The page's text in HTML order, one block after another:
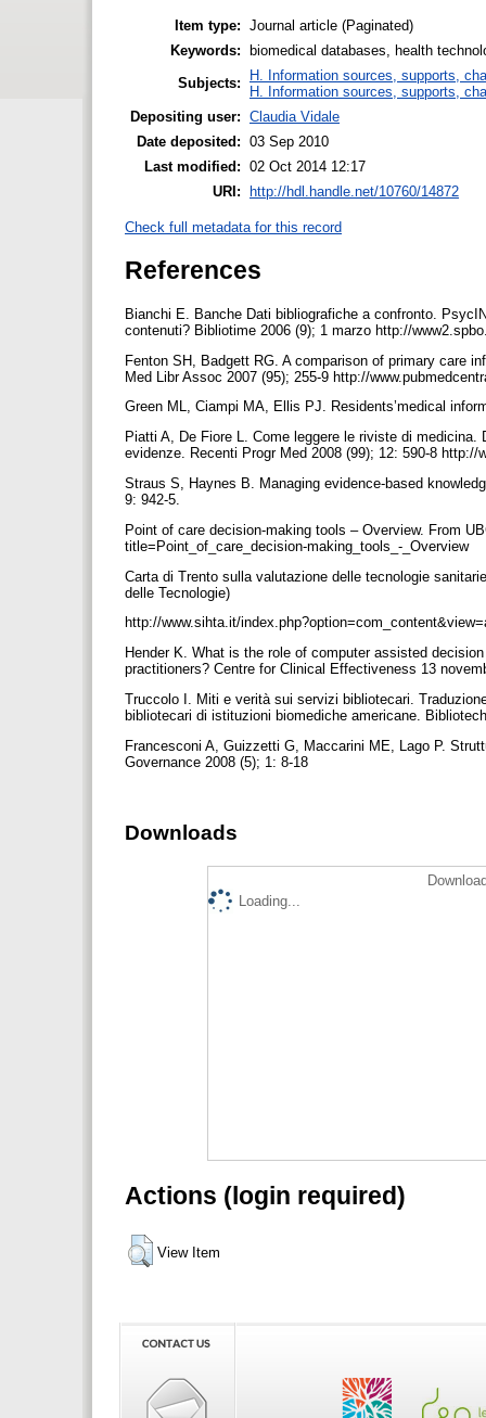
Item type: Journal article (Paginated)
Keywords:
biomedical databases, health
Subjects:
H. Information sources, supports,
H. Information sources, supports,
Depositing user: Claudia Vidale
Date deposited: 03 Sep 2010
Last modified: 02 Oct 2014 12:17
URI:
http://hdl.handle.net/10760/14872
Check full metadata for this record
References
Bianchi E. Banche Dati bibliografiche a confronto.
contenuti? Bibliotime 2006 (9); 1 marzo http://
Fenton SH, Badgett RG. A comparison of primary care
Med Libr Assoc 2007 (95); 255-9 http://
Green ML, Ciampi MA, Ellis PJ. Residents’medical
Piatti A, De Fiore L. Come leggere le riviste di
evidenze. Recenti Progr Med 2008 (99); 12: 590-8
Straus S, Haynes B. Managing evidence-based
9: 942-5.
Point of care decision-making tools – Overview. From
title=Point_of_care_decision-making_tools_-_Overview
Carta di Trento sulla valutazione delle tecnologie
delle Tecnologie)
http://www.sihta.it/
Hender K. What is the role of computer assisted
practitioners? Centre for Clinical Effectiveness 13
Truccolo I. Miti e verità sui servizi bibliotecari.
bibliotecari di istituzioni biomediche americane.
Francesconi A, Guizzetti G, Maccarini ME, Lago P.
Governance 2008 (5); 1: 8-18
Downloads
Loading...
Actions (login required)
View Item